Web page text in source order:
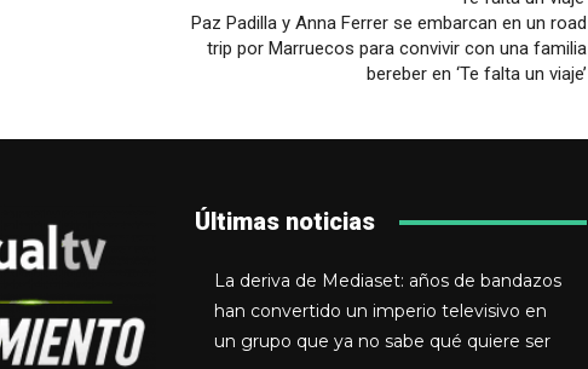
Paz Padilla y Anna Ferrer se embarcan en un road
trip por Marruecos para convivir con una familia
bereber en ‘Te falta un viaje’
Últimas noticias
La deriva de Mediaset: años de bandazos
han convertido un imperio televisivo en
un grupo que ya no sabe qué quiere ser